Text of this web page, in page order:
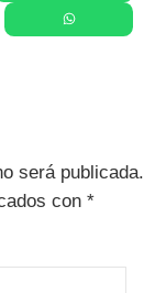
será publicada.
con *